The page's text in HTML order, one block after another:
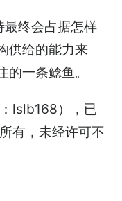
终会占据怎样
供给的能力来
一条鲶鱼。
lslb168），已
有，未经许可不